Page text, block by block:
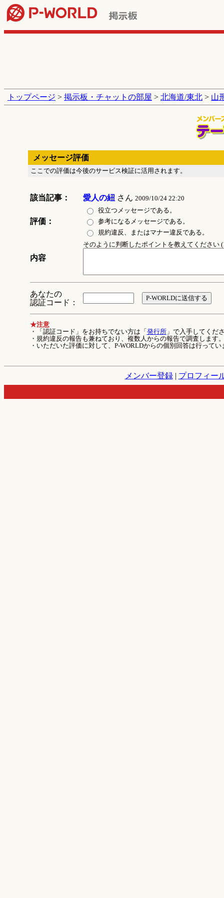
トップページ > 掲示板・チャットの部屋 > 北海道/東北 > 山
メッセージ評価
ここでの評価は今後のサービス検証に活用されます。
該当記事： 愛人の紐 さん 2009/10/24 22:20
評価：
役立つメッセージである。
参考になるメッセージである。
規約違反、またはマナー違反である。
内容
そのように判断したポイントを教えてください
あなたの
認証コード：
★注意
・「認証コード」をお持ちでない方は「 発行所」で入手してくだ
・規約違反の報告も兼ねており、複数人からの報告で調査します
・いただいた評価に対して、P-WORLDからの個別回答は行ってい
メンバー登録| プロフィー